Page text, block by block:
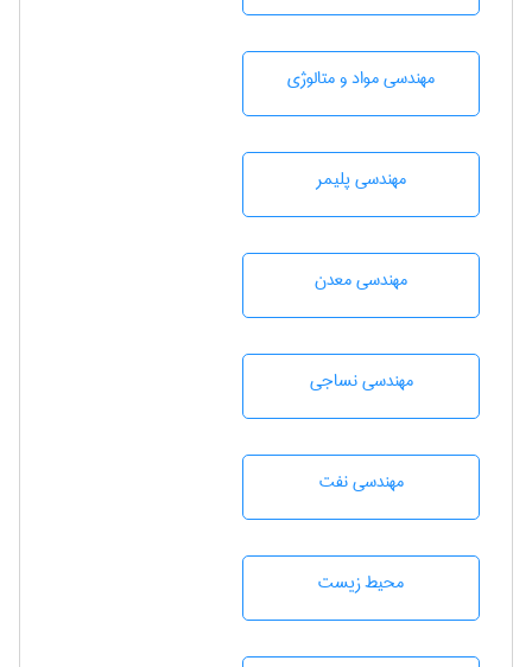
مهندسی مواد و متالوژی
مهندسی پليمر
مهندسی معدن
مهندسي نساجی
مهندسی نفت
محيط زيست